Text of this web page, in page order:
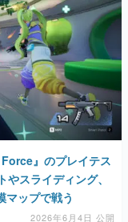
』のプレイテス
スライディング、
マップで戦う
2026年6月4日 公開